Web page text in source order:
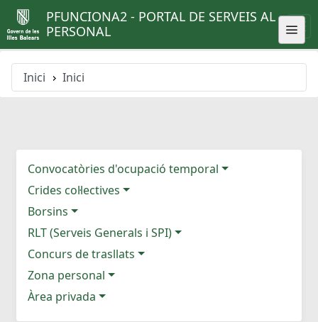
PFUNCIONA2 - PORTAL DE SERVEIS AL
PERSONAL
Inici Inici
Convocatòries d'ocupació temporal
Crides col·lectives
Borsins
RLT (Serveis Generals i SPI)
Concurs de trasllats
Zona personal
Àrea privada